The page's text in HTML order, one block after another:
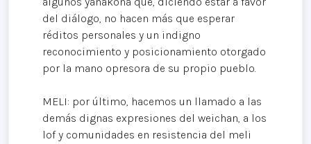
del diálogo, no hacen más que esperar
réditos personales y un indigno
reconocimiento y posicionamiento otorgado
por la mano opresora de su propio pueblo.
MELI: por último, hacemos un llamado a las
demás dignas expresiones del weichan, a los
lof y comunidades en resistencia del meli